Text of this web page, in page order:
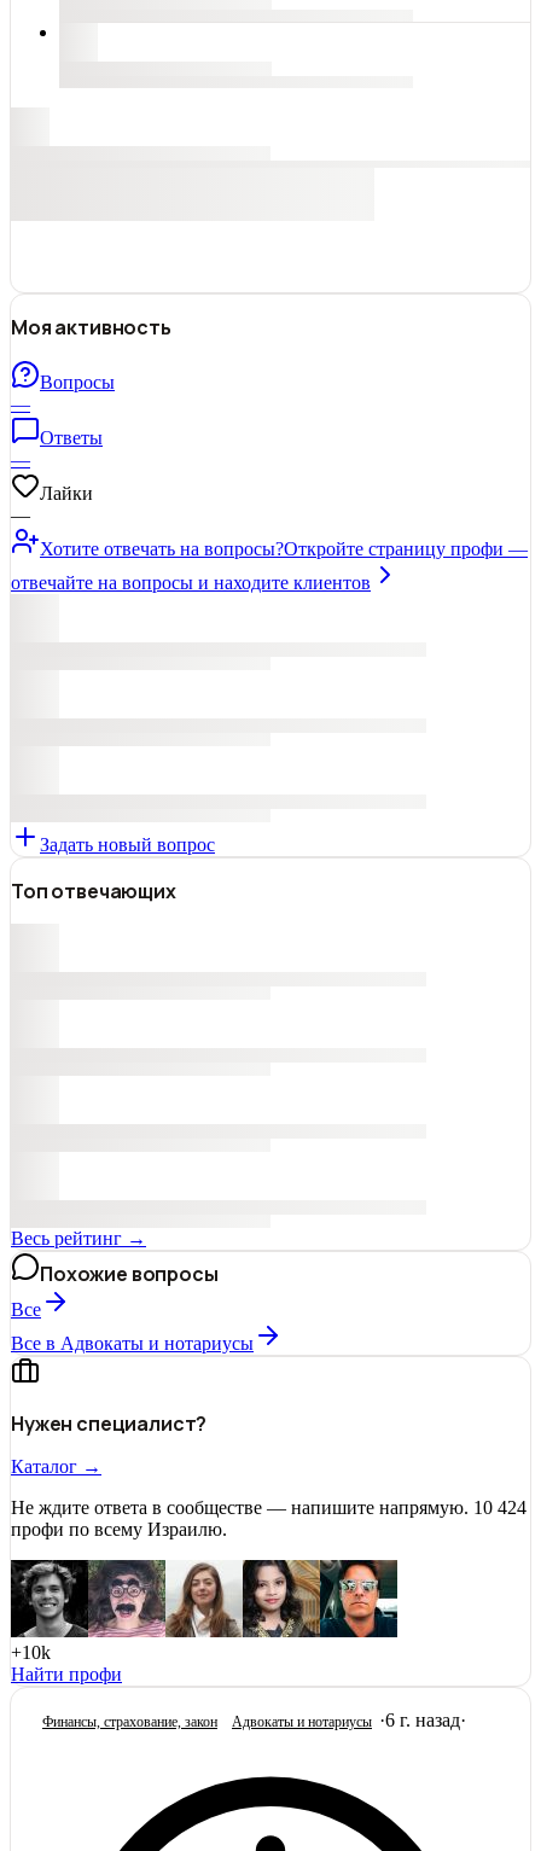
Моя активность
Вопросы
—
Ответы
—
Лайки
—
Хотите отвечать на вопросы?Откройте страницу профи —
отвечайте на вопросы и находите клиентов
Задать новый вопрос
Топ отвечающих
Весь рейтинг →
Похожие вопросы
Все
Все в Адвокаты и нoтариусы
Нужен специалист?
Каталог →
Не ждите ответа в сообществе — напишите напрямую. 10 424
профи по всему Израилю.
+10k
Найти профи
Финансы, страхование, закон Адвокаты и нoтариусы ·6 г. назад·